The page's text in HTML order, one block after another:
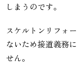
しまうのです。
スケルトンリフォ
ないため接道義務
せん。